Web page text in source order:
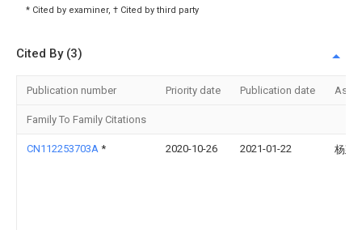
* Cited by examiner, † Cited by third party
Cited By (3)
Publication number Priority date Publication date
Family To Family Citations
CN112253703A * 2020-10-26 2021-01-22 杨建